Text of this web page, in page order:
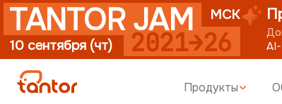
TANTOR JAM
2021→26
10 сентября (чт)
МСК
Продукты